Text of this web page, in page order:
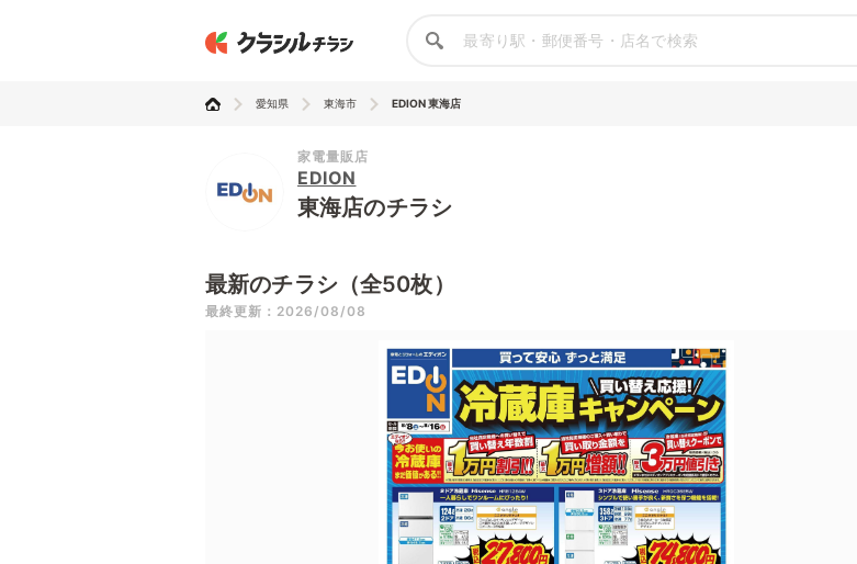
愛知県 東海市 EDION 東海店
家電量販店
EDION
東海店のチラシ
最新のチラシ（全50枚）
最終更新：2026/08/08